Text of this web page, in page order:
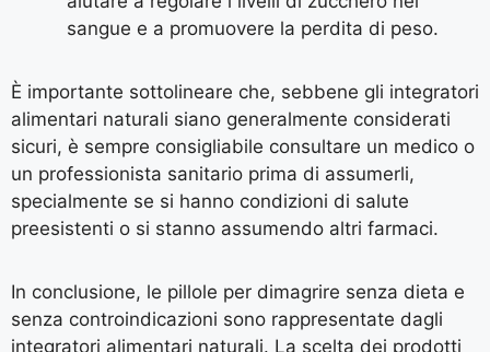
sangue e a promuovere la perdita di peso.
È importante sottolineare che, sebbene gli integratori
alimentari naturali siano generalmente considerati
sicuri, è sempre consigliabile consultare un medico o
un professionista sanitario prima di assumerli,
specialmente se si hanno condizioni di salute
preesistenti o si stanno assumendo altri farmaci.
In conclusione, le pillole per dimagrire senza dieta e
senza controindicazioni sono rappresentate dagli
integratori alimentari naturali. La scelta dei prodotti